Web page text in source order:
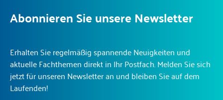
Abonnieren Sie unsere Newsletter
Erhalten Sie regelmäßig spannende Neuigkeiten und
aktuelle Fachthemen direkt in Ihr Postfach. Melden Sie sich
jetzt für unseren Newsletter an und bleiben Sie auf dem
Laufenden!